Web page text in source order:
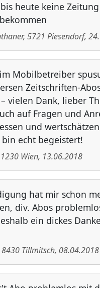
heute keine
, 5721 Piesendorf,
Mobilbetreiber
Zeitschriften-
vielen Dank, lieber
auf Fragen und
und
echt begeistert!
1230 Wien, 13.06.2018
hat mir schon
div. Abos
ein dickes
8430 Tillmitsch, 08.04.2018